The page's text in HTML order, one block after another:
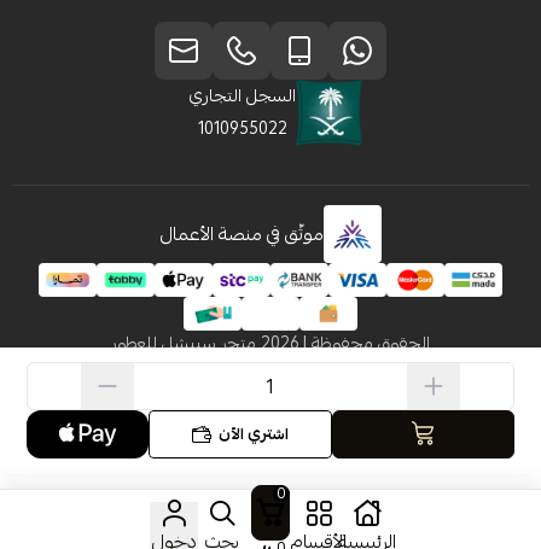
الرئيسيةالأقسام
0
بحث دخول
اشتري الآن
السجل التجاري
1010955022
موثّق في منصة الأعمال
الحقوق محفوظة | 2026 متجر سبيشل للعطور